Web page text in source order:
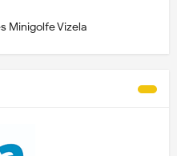
Minigolfe Vizela